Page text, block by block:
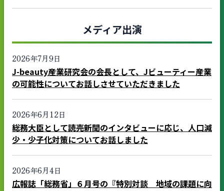
メディア出演
2026年7月9日
J-beauty産業研究会の会長として、Jビューティー産業
の可能性についてお話しさせていただきました
2026年6月12日
総務大臣として読売新聞のインタビューに応じ、人口減
少・少子化対策についてお話しました
2026年6月4日
広報誌「総務省」６月号の『特別対談 地域の課題に向